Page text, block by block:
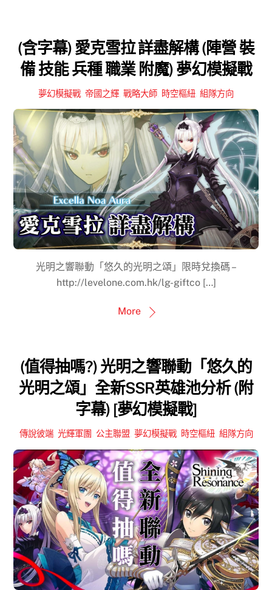
(含字幕) 愛克雪拉 詳盡解構 (陣營 裝
備 技能 兵種 職業 附魔) 夢幻模擬戰
夢幻模擬戰 帝國之輝 戰略大師 時空樞紐 組隊方向
光明之響聯動「悠久的光明之頌」限時兌換碼 –
http://levelone.com.hk/lg-giftco […]
More
(值得抽嗎?) 光明之響聯動「悠久的
光明之頌」全新SSR英雄池分析 (附
字幕) [夢幻模擬戰]
傳說彼端, 光輝軍團 公主聯盟 夢幻模擬戰, 時空樞紐, 組隊方向